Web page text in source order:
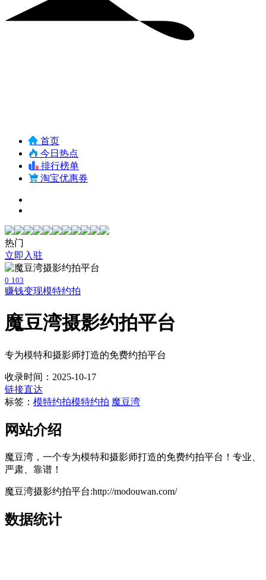
首页
今日热点
排行榜单
淘宝优惠券
热门
立即入驻
0 103
赚钱变现模特约拍
魔豆湾摄影约拍平台
专为模特和摄影师打造的免费约拍平台
收录时间：2025-10-17
链接直达
标签： 模特约拍模特约拍 魔豆湾
网站介绍
魔豆湾，一个专为模特和摄影师打造的免费约拍平台！专业、
严肃、靠谱！
魔豆湾摄影约拍平台:http://modouwan.com/
数据统计